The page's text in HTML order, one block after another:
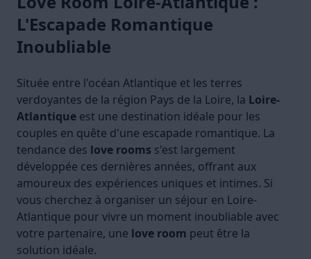
L'Escapade Romantique
Inoubliable
Située entre l'océan Atlantique et les terres
verdoyantes de la région Pays de la Loire, la Loire-
Atlantique est une destination idéale pour les
couples en quête d'une escapade romantique. La
tendance des love rooms s'est largement
développée ces dernières années, offrant aux
amoureux des expériences uniques et intimes. Si
vous cherchez à organiser un séjour en Loire-
Atlantique pour vivre un moment inoubliable avec
votre partenaire, une love room peut être la
solution idéale.